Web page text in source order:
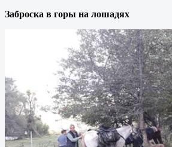
Заброска в горы на лошадях